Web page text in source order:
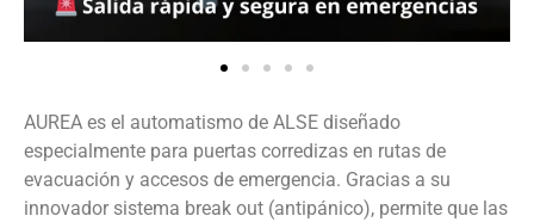
AUREA es el automatismo de ALSE diseñado
especialmente para puertas corredizas en rutas de
evacuación y accesos de emergencia. Gracias a su
innovador sistema break out (antipánico), permite que las